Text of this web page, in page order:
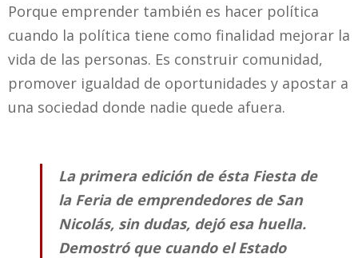
Porque emprender también es hacer política
cuando la política tiene como finalidad mejorar la
vida de las personas. Es construir comunidad,
promover igualdad de oportunidades y apostar a
una sociedad donde nadie quede afuera.
La primera edición de ésta Fiesta de
la Feria de emprendedores de San
Nicolás, sin dudas, dejó esa huella.
Demostró que cuando el Estado